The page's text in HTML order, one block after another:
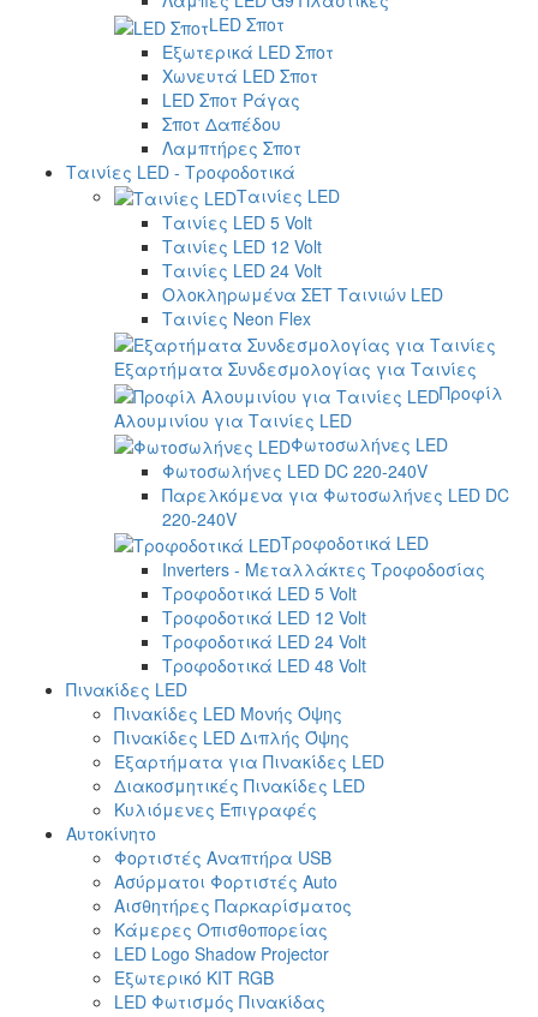
LED Σποτ
Εξωτερικά LED Σποτ
Χωνευτά LED Σποτ
LED Σποτ Ράγας
Σποτ Δαπέδου
Λαμπτήρες Σποτ
Ταινίες LED - Τροφοδοτικά
Ταινίες LED
Ταινίες LED 5 Volt
Ταινίες LED 12 Volt
Ταινίες LED 24 Volt
Ολοκληρωμένα ΣΕΤ Ταινιών LED
Ταινίες Neon Flex
Εξαρτήματα Συνδεσμολογίας για Ταινίες
Προφίλ
Αλουμινίου για Ταινίες LED
Φωτοσωλήνες LED
Φωτοσωλήνες LED DC 220-240V
Παρελκόμενα για Φωτοσωλήνες LED DC
220-240V
Τροφοδοτικά LED
Inverters - Μεταλλάκτες Τροφοδοσίας
Τροφοδοτικά LED 5 Volt
Τροφοδοτικά LED 12 Volt
Τροφοδοτικά LED 24 Volt
Τροφοδοτικά LED 48 Volt
Πινακίδες LED
Πινακίδες LED Μονής Όψης
Πινακίδες LED Διπλής Όψης
Εξαρτήματα για Πινακίδες LED
Διακοσμητικές Πινακίδες LED
Κυλιόμενες Επιγραφές
Αυτοκίνητο
Φορτιστές Αναπτήρα USB
Ασύρματοι Φορτιστές Auto
Αισθητήρες Παρκαρίσματος
Κάμερες Οπισθοπορείας
LED Logo Shadow Projector
Εξωτερικό ΚΙΤ RGB
LED Φωτισμός Πινακίδας